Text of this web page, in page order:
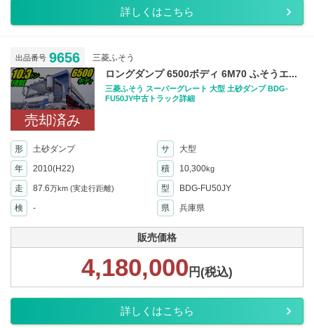
詳しくはこちら
出品番号 9656 三菱ふそう
売却済み
ロングダンプ 6500ボディ 6M70 ふそうエ...
三菱ふそう スーパーグレート 大型 土砂ダンプ BDG-
FU50JY中古トラック詳細
形 土砂ダンプ サ
大型
年
2010(H22) 積 10,300kg
走 87.6万km (実走行距離) 型
BDG-FU50JY
検
- 県 兵庫県
販売価格
4,180,000 円(税込)
詳しくはこちら